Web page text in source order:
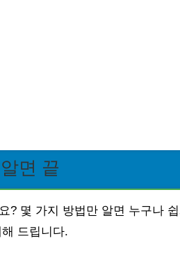
면 끝
? 몇 가지 방법만 알면 누구나
드립니다.